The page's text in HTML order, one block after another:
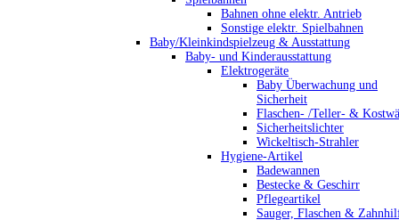
Bahnen ohne elektr. Antrieb
Sonstige elektr. Spielbahnen
Baby/Kleinkindspielzeug & Ausstattung
Baby- und Kinderausstattung
Elektrogeräte
Baby Überwachung und
Sicherheit
Flaschen- /Teller- &
Sicherheitslichter
Wickeltisch-Strahler
Hygiene-Artikel
Badewannen
Bestecke & Geschirr
Pflegeartikel
Sauger, Flaschen &